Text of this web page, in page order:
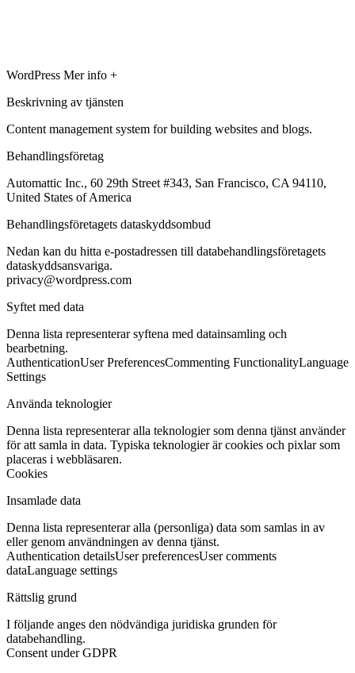
WordPress Mer info +
Beskrivning av tjänsten
Content management system for building websites and blogs.
Behandlingsföretag
Automattic Inc., 60 29th Street #343, San Francisco, CA 94110,
United States of America
Behandlingsföretagets dataskyddsombud
Nedan kan du hitta e-postadressen till databehandlingsföretagets
dataskyddsansvariga.
privacy@wordpress.com
Syftet med data
Denna lista representerar syftena med datainsamling och
bearbetning.
AuthenticationUser PreferencesCommenting FunctionalityLanguage
Settings
Använda teknologier
Denna lista representerar alla teknologier som denna tjänst använder
för att samla in data. Typiska teknologier är cookies och pixlar som
placeras i webbläsaren.
Cookies
Insamlade data
Denna lista representerar alla (personliga) data som samlas in av
eller genom användningen av denna tjänst.
Authentication detailsUser preferencesUser comments
dataLanguage settings
Rättslig grund
I följande anges den nödvändiga juridiska grunden för
databehandling.
Consent under GDPR